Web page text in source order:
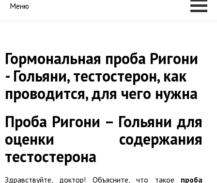
Меню
Гормональная проба Ригони
- Гольяни, тестостерон, как
проводится, для чего нужна
Проба Ригони – Гольяни для
оценки содержания
тестостерона
Здравствуйте, доктор! Объясните, что такое проба